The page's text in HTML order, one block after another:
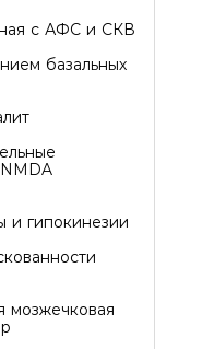
с АФС и СКВ
базальных
и гипокинезии
мозжечковая